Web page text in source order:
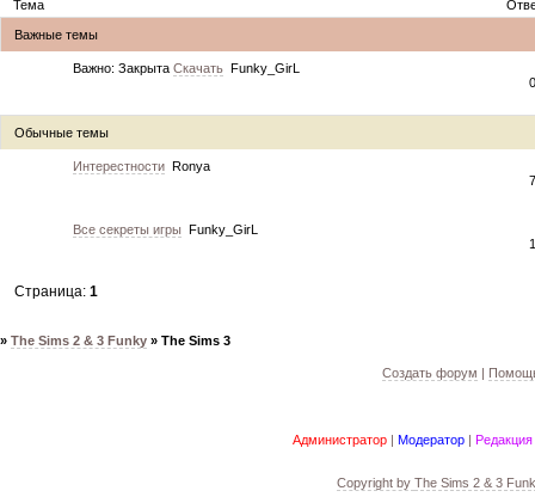
Тема
Важные темы
Важно: Закрыта Скачать Funky_GirL
0
Обычные темы
Интерестности Ronya
7
Все секреты игры Funky_GirL
1
Страница:1
» The Sims 2 & 3 Funky » The Sims 3
Создать форум
Администратор Модератор Редакция
Copyright by The Sims 2 & 3